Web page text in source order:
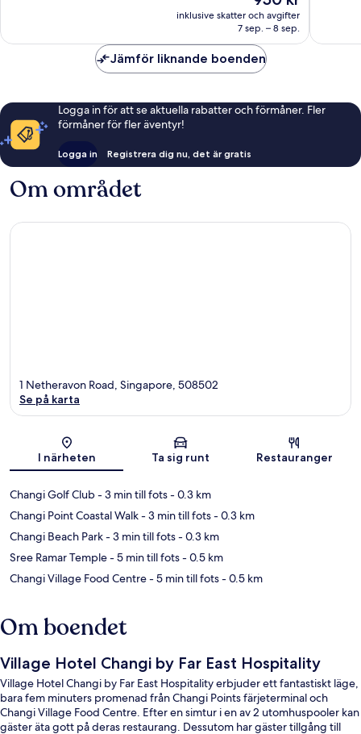
är
950 kr
inklusive skatter och avgifter
7 sep. – 8 sep.
Jämför liknande boenden
Logga in för att se aktuella rabatter och förmåner. Fler
förmåner för fler äventyr!
Logga in Registrera dig nu, det är gratis
Om området
Karta
1 Netheravon Road, Singapore, 508502
Se på karta
I närheten Ta sig runt Restauranger
Changi Golf Club- 3 min till fots- 0.3 km
Changi Point Coastal Walk- 3 min till fots- 0.3 km
Changi Beach Park- 3 min till fots- 0.3 km
Sree Ramar Temple- 5 min till fots- 0.5 km
Changi Village Food Centre- 5 min till fots- 0.5 km
Om boendet
Village Hotel Changi by Far East Hospitality
Village Hotel Changi by Far East Hospitality erbjuder ett fantastiskt läge,
bara fem minuters promenad från Changi Points färjeterminal och
Changi Village Food Centre. Efter en simtur i en av 2 utomhuspooler kan
gäster äta gott på deras restaurang. Dessutom har gäster tillgång till